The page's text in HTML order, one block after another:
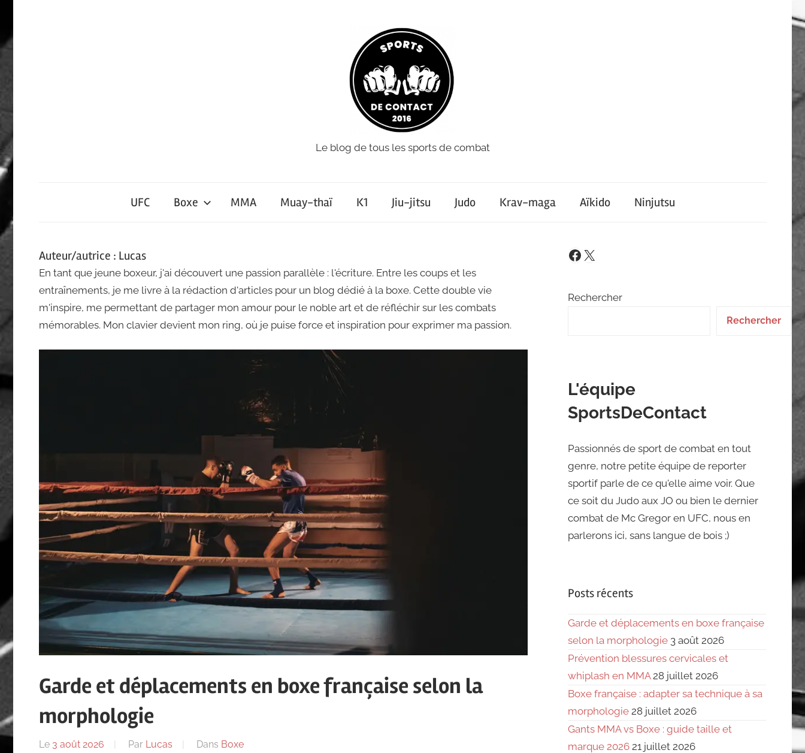
contenu
Contact
Le blog de tous les sports de combat
UFC Boxe MMA Muay-thaï K1 Jiu-jitsu Judo Krav-maga Aïkido Ninjutsu
Auteur/autrice : Lucas
En tant que jeune boxeur, j'ai découvert une passion parallèle : l'écriture. Entre les coups et les
entraînements, je me livre à la rédaction d'articles pour un blog dédié à la boxe. Cette double vie
m'inspire, me permettant de partager mon amour pour le noble art et de réfléchir sur les combats
mémorables. Mon clavier devient mon ring, où je puise force et inspiration pour exprimer ma passion.
Garde et déplacements en boxe française selon la
morphologie
Le 3 août 2026 Par Lucas Dans Boxe
Facebook
X
Rechercher
Rechercher
L'équipe
SportsDeContact
Passionnés de sport de combat en tout
genre, notre petite équipe de reporter
sportif parle de ce qu'elle aime voir. Que
ce soit du Judo aux JO ou bien le dernier
combat de Mc Gregor en UFC, nous en
parlerons ici, sans langue de bois ;)
Posts récents
Garde et déplacements en boxe française
selon la morphologie 3 août 2026
Prévention blessures cervicales et
whiplash en MMA 28 juillet 2026
Boxe française : adapter sa technique à sa
morphologie 28 juillet 2026
Gants MMA vs Boxe : guide taille et
marque 2026 21 juillet 2026